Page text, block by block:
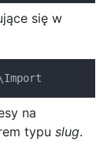
się w
na
typu slug.